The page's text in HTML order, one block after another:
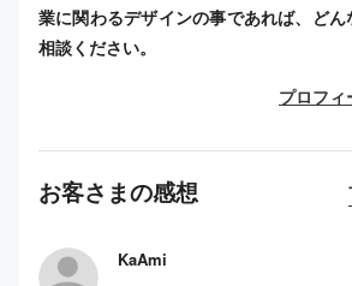
業に関わるデザインの事であれば、ど
相談ください。
プロフィ
お客さまの感想
KaAmi